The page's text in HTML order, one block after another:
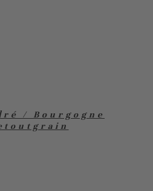
/ Bourgogne